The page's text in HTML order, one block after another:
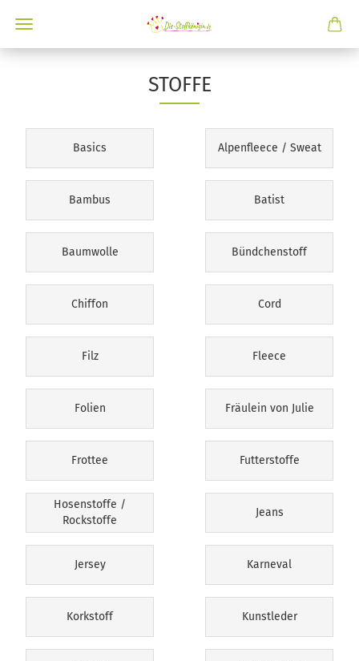
STOFFE
Basics Alpenfleece / Sweat
Bambus Batist
Baumwolle Bündchenstoff
Chiffon Cord
Filz Fleece
Folien Fräulein von Julie
Frottee Futterstoffe
Hosenstoffe /
Rockstoffe
Jeans
Jersey Karneval
Korkstoff Kunstleder